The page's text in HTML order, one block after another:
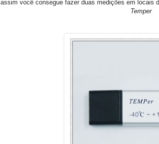
assim você consegue fazer duas medições em locais
Temper